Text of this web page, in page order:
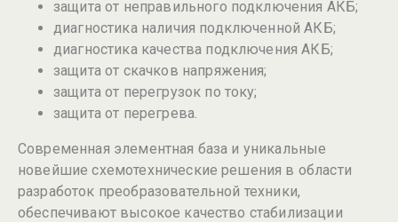
защита от неправильного подключения АКБ;
диагностика наличия подключенной АКБ;
диагностика качества подключения АКБ;
защита от скачков напряжения;
защита от перегрузок по току;
защита от перегрева.
Современная элементная база и уникальные
новейшие схемотехнические решения в области
разработок преобразовательной техники,
обеспечивают высокое качество стабилизации